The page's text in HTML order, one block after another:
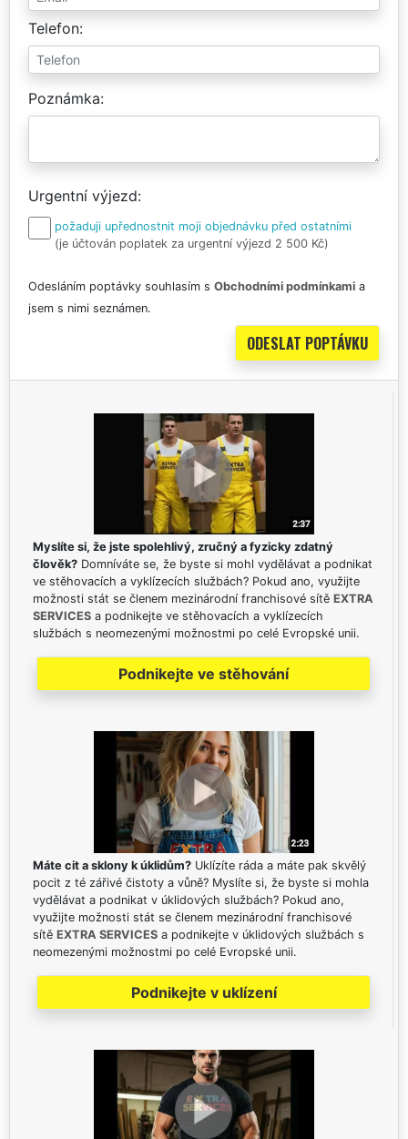
Telefon
Poznámka
Urgentní výjezd
požaduji upřednostnit moji objednávku před ostatními
(je účtován poplatek za urgentní výjezd 2 500 Kč)
Odesláním poptávky souhlasím s Obchodními podmínkami a
jsem s nimi seznámen.
Myslíte si, že jste spolehlivý, zručný a fyzicky zdatný
člověk? Domníváte se, že byste si mohl vydělávat a podnikat
ve stěhovacích a vyklízecích službách? Pokud ano, využijte
možnosti stát se členem mezinárodní franchisové sítě EXTRA
SERVICES a podnikejte ve stěhovacích a vyklízecích
službách s neomezenými možnostmi po celé Evropské unii.
Podnikejte ve stěhování
Máte cit a sklony k úklidům? Uklízíte ráda a máte pak skvělý
pocit z té zářivé čistoty a vůně? Myslíte si, že byste si mohla
vydělávat a podnikat v úklidových službách? Pokud ano,
využijte možnosti stát se členem mezinárodní franchisové
sítě EXTRA SERVICES a podnikejte v úklidových službách s
neomezenými možnostmi po celé Evropské unii.
Podnikejte v uklízení